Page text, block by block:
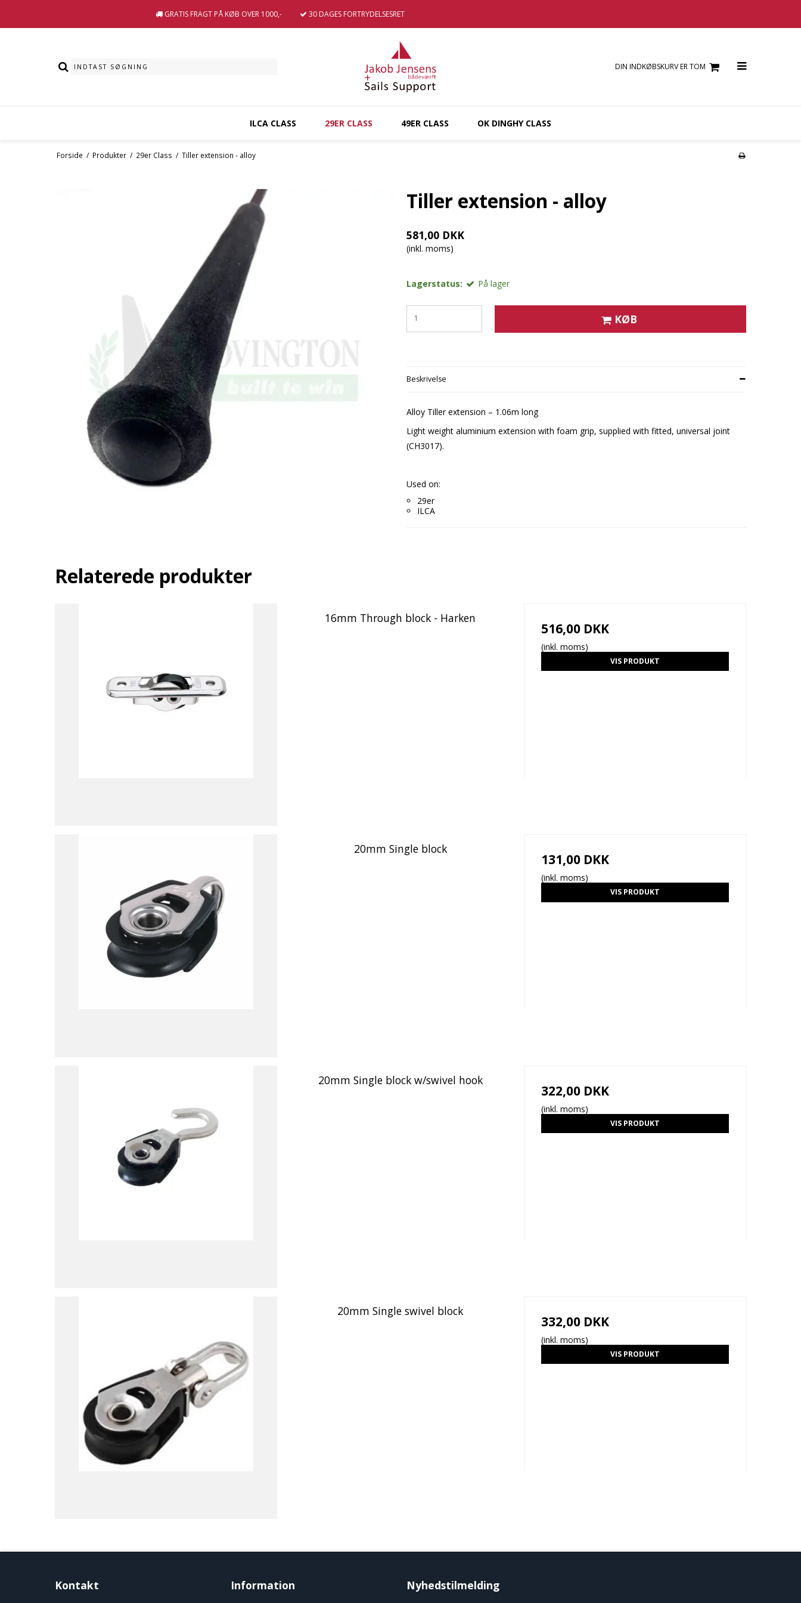
GRATIS FRAGTPÅ KØB OVER 1000,- 30 DAGESFORTRYDELSESRET
DIN INDKØBSKURV ER TOM
ILCA CLASS 29ER CLASS 49ER CLASS OK DINGHY CLASS
Forside / Produkter / 29er Class / Tiller extension - alloy
Tiller extension - alloy
581,00 DKK
(inkl. moms)
Lagerstatus: På lager
KØB
Beskrivelse
Alloy Tiller extension – 1.06m long
Light weight aluminium extension with foam grip, supplied with fitted, universal joint
(CH3017).
Used on:
29er
ILCA
Relaterede produkter
16mm Through block - Harken
516,00 DKK
(inkl. moms)
VIS PRODUKT
20mm Single block
131,00 DKK
(inkl. moms)
VIS PRODUKT
20mm Single block w/swivel hook
322,00 DKK
(inkl. moms)
VIS PRODUKT
20mm Single swivel block
332,00 DKK
(inkl. moms)
VIS PRODUKT
Kontakt Information Nyhedstilmelding